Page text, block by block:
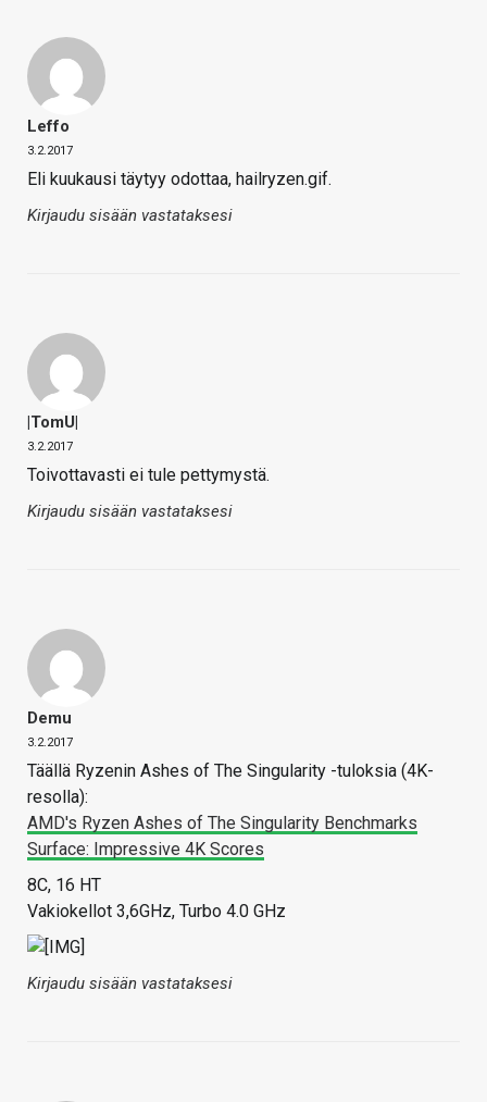
Leffo
3.2.2017
Eli kuukausi täytyy odottaa, hailryzen.gif.
Kirjaudu sisään vastataksesi
|TomU|
3.2.2017
Toivottavasti ei tule pettymystä.
Kirjaudu sisään vastataksesi
Demu
3.2.2017
Täällä Ryzenin Ashes of The Singularity -tuloksia (4K-
resolla):
AMD's Ryzen Ashes of The Singularity Benchmarks
Surface: Impressive 4K Scores
8C, 16 HT
Vakiokellot 3,6GHz, Turbo 4.0 GHz
Kirjaudu sisään vastataksesi